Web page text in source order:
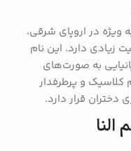
ویژه در اروپای شرقی،
زیادی دارد. این نام
به صورت‌های
کلاسیک و پرطرفدار
دختران قرار دارد.